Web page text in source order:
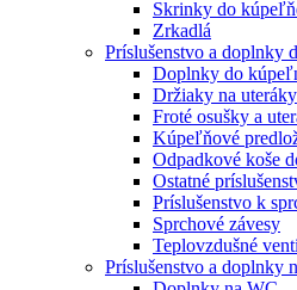
Skrinky do
Zrkadlá
Príslušenstvo a doplnky
Doplnky do
Držiaky na uteráky
Froté osušky a
Kúpeľňové
Odpadkové koše
Ostatné
Príslušenstvo k
Sprchové závesy
Teplovzdušné
Príslušenstvo a doplnky